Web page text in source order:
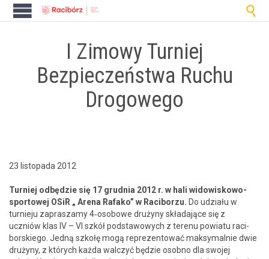

I Zimowy Turniej
Bezpieczeństwa Ruchu
Drogowego
23 listopada 2012
Turniej odbędzie się 17 grud­nia 2012 r. w hali wid­owiskowo-
sportowej OSiR „ Are­na Rafako” w Raci­borzu. Do udzi­ału w
turnieju zaprasza­my 4‑osobowe drużyny składa­jące się z
uczniów klas IV – VI szkół pod­sta­wowych z terenu powiatu raci­
borskiego. Jed­ną szkołę mogą reprezen­tować maksy­mal­nie dwie
drużyny, z których każ­da wal­czyć będzie osob­no dla swo­jej